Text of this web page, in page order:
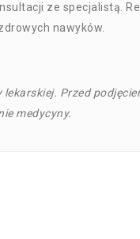
ze specjalistą.
nawyków.
Przed
medycyny.